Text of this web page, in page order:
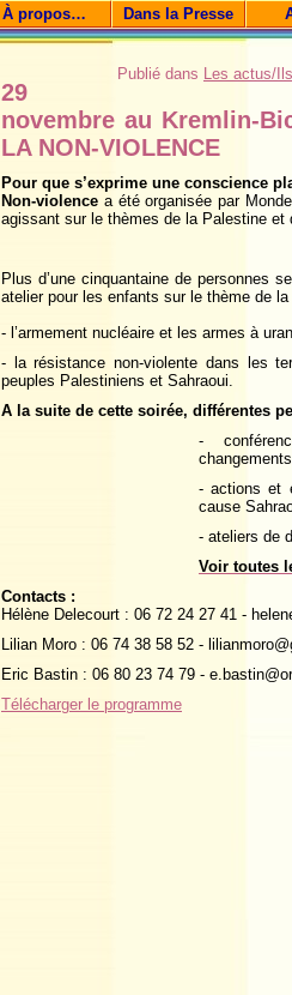
À propos… Dans la Presse
Publié dans Les actus/
29
novembre au Kremlin-
LA NON-VIOLENCE
Pour que s’exprime une conscience
Non-violence a été organisée par
agissant sur le thèmes de la Palestine et
Plus d’une cinquantaine de personnes
atelier pour les enfants sur le thème de
- l’armement nucléaire et les armes à
- la résistance non-violente dans les
peuples Palestiniens et Sahraoui.
A la suite de cette soirée, différentes
-
- actions et
cause
- ateliers de
Voir toutes
Contacts :
Hélène Delecourt : 06 72 24 27 41 -
Lilian Moro : 06 74 38 58 52 -
Eric Bastin : 06 80 23 74 79 -
Télécharger le programme